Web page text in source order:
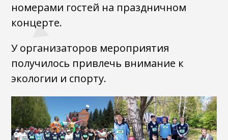
номерами гостей на праздничном
концерте.
У организаторов мероприятия
получилось привлечь внимание к
экологии и спорту.